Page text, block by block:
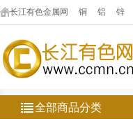
长江有色金属网 铜 铝 锌
全部商品分类